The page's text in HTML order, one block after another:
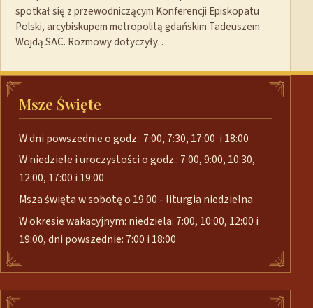
spotkał się z przewodniczącym Konferencji Episkopatu
Polski, arcybiskupem metropolitą gdańskim Tadeuszem
Wojdą SAC. Rozmowy dotyczyły…
Msze Święte
W dni powszednie o godz.: 7:00, 7:30, 17:00 i 18:00
W niedziele i uroczystości o godz.: 7:00, 9:00, 10:30,
12:00, 17:00 i 19:00
Msza święta w sobotę o 19.00 - liturgia niedzielna
W okresie wakacyjnym: niedziela: 7:00, 10:00, 12:00 i
19:00, dni powszednie: 7:00 i 18:00